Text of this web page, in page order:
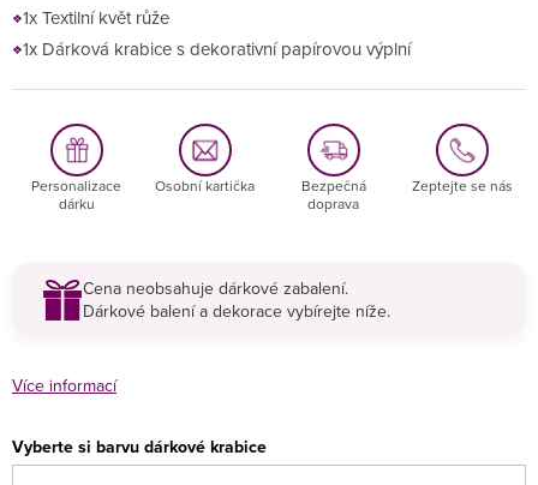
1x Textilní květ růže
1x Dárková krabice s dekorativní papírovou výplní
Personalizace
dárku
Osobní kartička
Bezpečná
doprava
Zeptejte se nás
Cena neobsahuje dárkové zabalení.
Dárkové balení a dekorace vybírejte níže.
Více informací
Vyberte si barvu dárkové krabice